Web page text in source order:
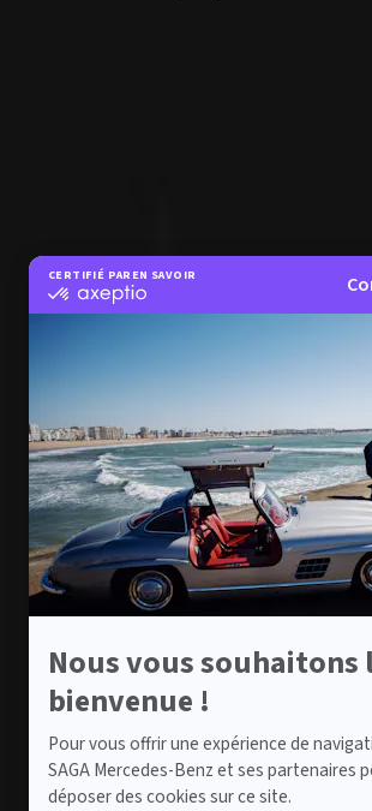
CERTIFIÉ PAR EN SAVOIR PLUS SUR
certifié
sur
Axeptio
Nous vous souhaitons
bienvenue !
Pour vous offrir une expérience de
SAGA Mercedes-Benz et ses partenaires
déposer des cookies sur ce site.